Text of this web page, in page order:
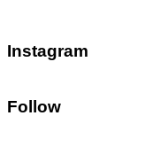
Instagram
Follow